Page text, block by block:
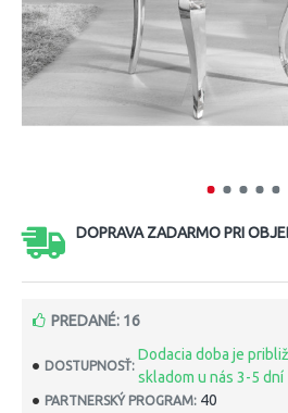
DOPRAVA ZADARMO PRI
DOSTUPNOSŤ:
Dodacia doba je
skladom u nás 3-5 dní
PARTNERSKÝ PROGRAM: 40
PREDANÉ: 16